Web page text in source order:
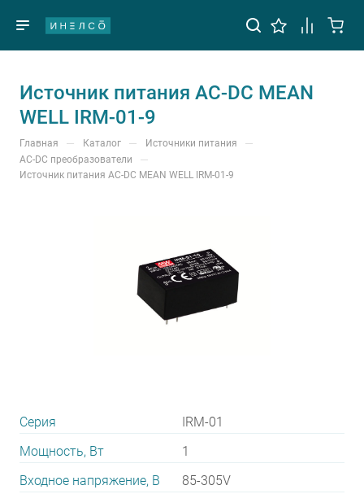
Источник питания AC-DC MEAN
WELL IRM-01-9
Главная — Каталог — Источники питания —
AC-DC преобразователи —
Источник питания AC-DC MEAN WELL IRM-01-9
Серия
IRM-01
Мощность, Вт
1
Входное напряжение, В
85-305V